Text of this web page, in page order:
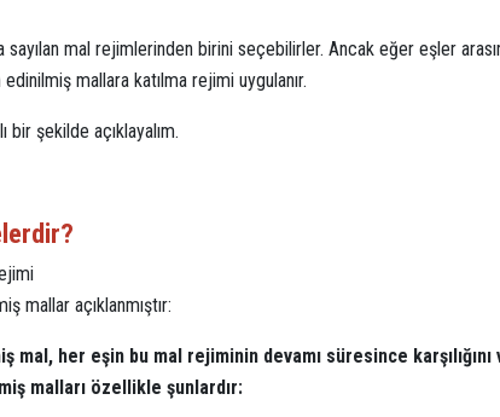
sayılan mal rejimlerinden birini seçebilirler. Ancak eğer eşler
mallara katılma rejimi uygulanır.
bir şekilde açıklayalım.
mallar açıklanmıştır:
mal, her eşin bu mal rejiminin devamı süresince
malları özellikle şunlardır: